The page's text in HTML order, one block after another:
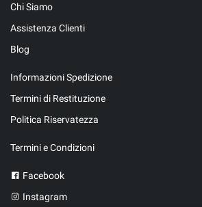
Chi Siamo
Assistenza Clienti
Blog
Informazioni Spedizione
Termini di Restituzione
Politica Riservatezza
Termini e Condizioni
Facebook
Instagram